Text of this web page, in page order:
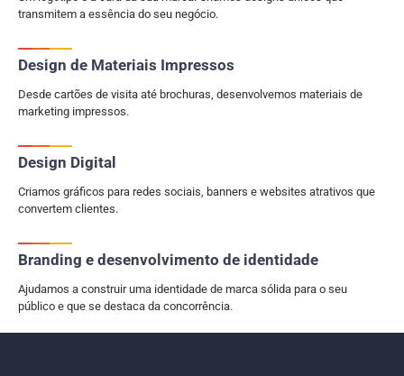
transmitem a essência do seu negócio.
Design de Materiais Impressos
Desde cartões de visita até brochuras, desenvolvemos materiais de
marketing impressos.
Design Digital
Criamos gráficos para redes sociais, banners e websites atrativos que
convertem clientes.
Branding e desenvolvimento de identidade​
Ajudamos a construir uma identidade de marca sólida para o seu
público e que se destaca da concorrência.